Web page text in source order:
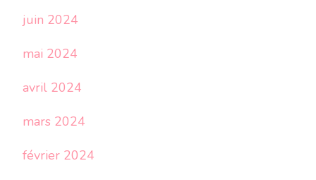
juin 2024
mai 2024
avril 2024
mars 2024
février 2024